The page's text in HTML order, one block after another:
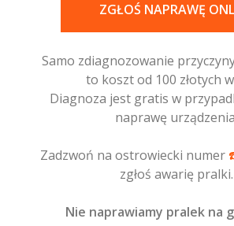
ZGŁOŚ NAPRAWĘ
Samo zdiagnozowanie
to koszt od 100 złotych
Diagnoza jest gratis w
naprawę
Zadzwoń na ostrowiecki numer
zgłoś awarię pralki.
Nie naprawiamy pralek na